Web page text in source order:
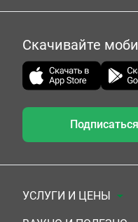
Скачивайте
УСЛУГИ И ЦЕНЫ